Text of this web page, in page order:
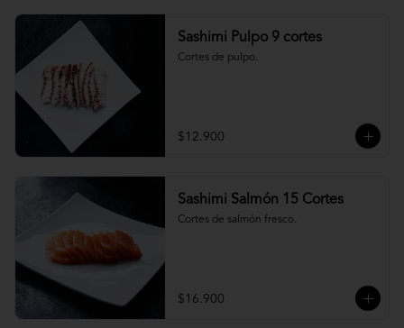
Sashimi Pulpo 9 cortes
Cortes de pulpo.
$12.900
Sashimi Salmón 15 Cortes
Cortes de salmón fresco.
$16.900